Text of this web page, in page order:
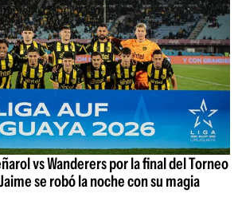
vs Wanderers por la final del Torneo
se robó la noche con su magia